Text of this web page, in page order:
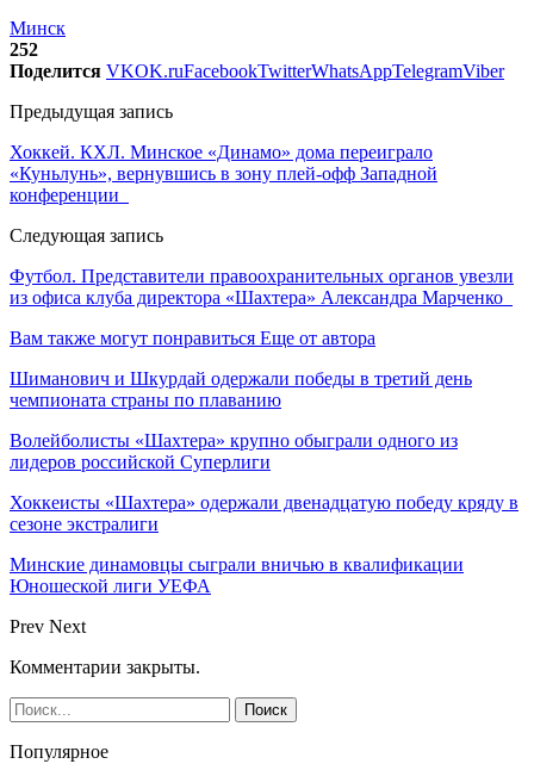
Минск
252
Поделится VKOK.ruFacebookTwitterWhatsAppTelegramViber
Предыдущая запись
Хоккей. КХЛ. Минское «Динамо» дома переиграло
«Куньлунь», вернувшись в зону плей-офф Западной
конференции
Следующая запись
Футбол. Представители правоохранительных органов увезли
из офиса клуба директора «Шахтера» Александра Марченко
Вам также могут понравиться Еще от автора
Шиманович и Шкурдай одержали победы в третий день
чемпионата страны по плаванию
Волейболисты «Шахтера» крупно обыграли одного из
лидеров российской Суперлиги
Хоккеисты «Шахтера» одержали двенадцатую победу кряду в
сезоне экстралиги
Минские динамовцы сыграли вничью в квалификации
Юношеской лиги УЕФА
Prev Next
Комментарии закрыты.
Популярное